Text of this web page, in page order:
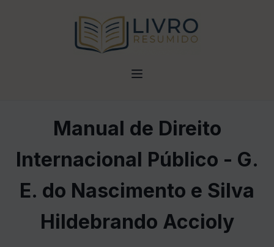
Manual de Direito
Internacional Público - G.
E. do Nascimento e Silva
Hildebrando Accioly